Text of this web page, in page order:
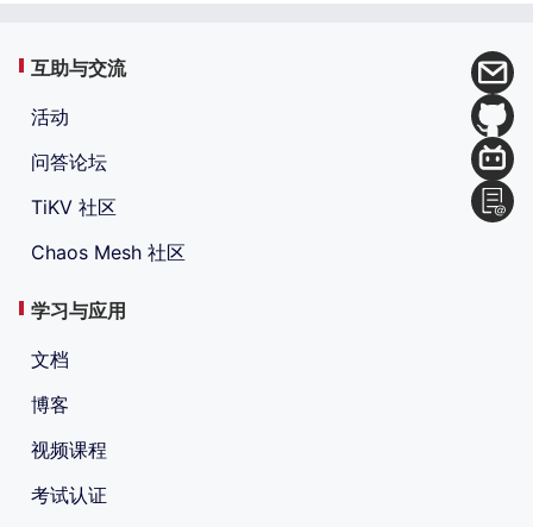
互助与交流
活动
问答论坛
TiKV 社区
Chaos Mesh 社区
学习与应用
文档
博客
视频课程
考试认证